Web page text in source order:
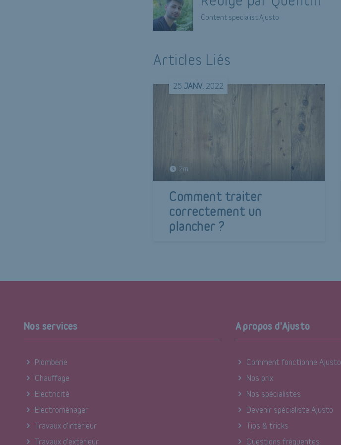
Content specialist Ajusto
Articles Liés
25JANV. 2022
2m
Comment traiter
correctement un
plancher ?
Nos services
Plomberie
Chauffage
Electricité
Electroménager
Travaux d'intérieur
Travaux d'extérieur
A propos d'Ajusto
Comment fonctionne Ajusto
Nos prix
Nos spécialistes
Devenir spécialiste Ajusto
Tips & tricks
Questions fréquentes